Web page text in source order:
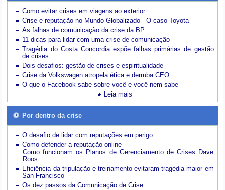
Como evitar crises em viagens ao exterior
Crise e reputação no Mundo Globalizado - O caso Toyota
As falhas de comunicação da crise da BP
11 dicas para lidar com uma crise de comunicação
Tragédia do Costa Concordia expõe falhas primárias de gestão
de crises
Dois desafios: gestão de crises e espiritualidade
Crise da Volkswagen atropela ética e derruba CEO
O que o Facebook sabe sobre você e você nem sabe
Leia mais
Por dentro da crise
O desafio de lidar com reputações em perigo
Como defender a reputação online
Como funcionam os Planos de Gerenciamento de Crises Dave
Roos
Eficiência da tripulação e treinamento evitaram tragédia maior em
San Francisco
Os dez passos da Comunicação de Crise